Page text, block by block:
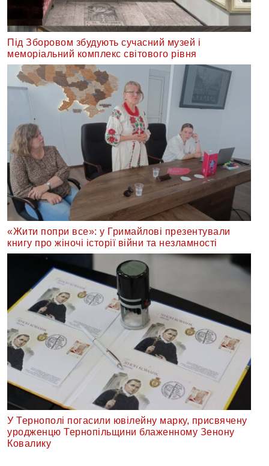
Під Зборовом збудують сучасний музей і
меморіальний комплекс світового рівня
«Жити попри все»: у Гримайлові презентували
книгу про жіночі історії війни та незламності
У Тернополі погасили ювілейну марку, присвячену
уродженцю Тернопільщини блаженному Зенону
Ковалику